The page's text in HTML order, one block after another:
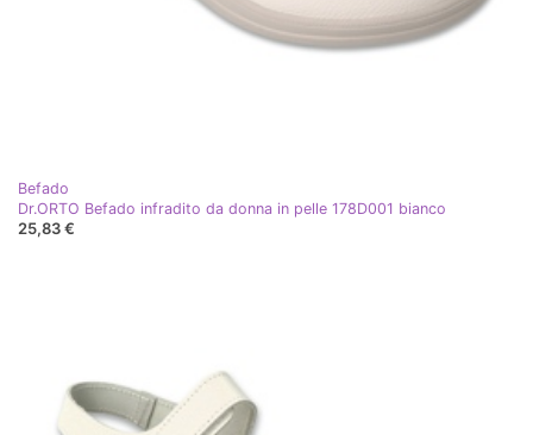
Befado
Dr.ORTO Befado infradito da donna in pelle 178D001 bianco
25,83 €